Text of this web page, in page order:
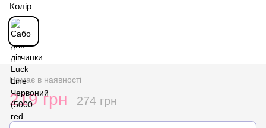
Колір
Немає в наявності
219 грн 274 грн